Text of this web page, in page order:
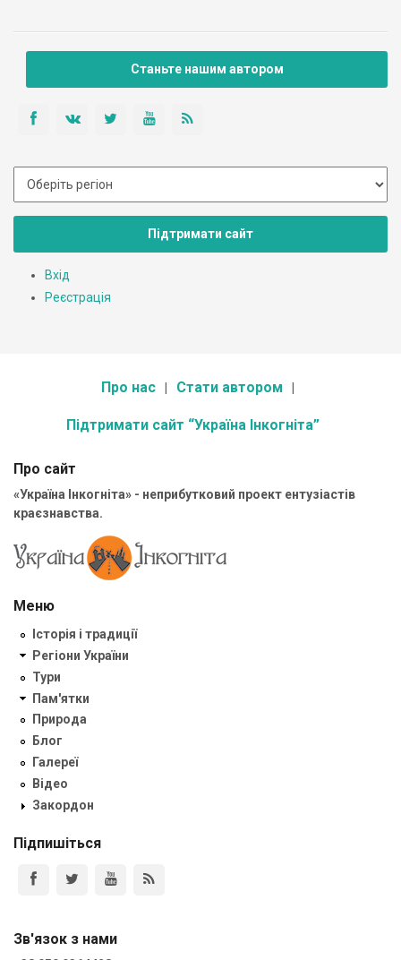
Станьте нашим автором
Підтримати сайт
Вхід
Реєстрація
Про нас Стати автором
Підтримати сайт “Україна Інкогніта”
Про сайт
«Україна Інкогніта» - неприбутковий проект ентузіастів
краєзнавства.
Меню
Історія і традиції
Регіони України
Тури
Пам'ятки
Природа
Блог
Галереї
Відео
Закордон
Підпишіться
Зв'язок з нами